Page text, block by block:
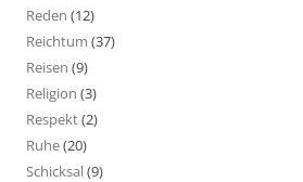
Reden (12)
Reichtum (37)
Reisen (9)
Religion (3)
Respekt(2)
Ruhe(20)
Schicksal(9)